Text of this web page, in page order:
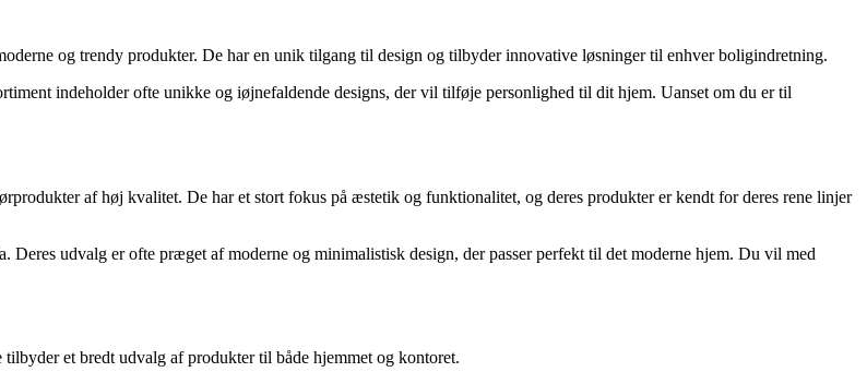
og trendy produkter. De har en unik tilgang til design og tilbyder innovative løsninger til enhver boligindretning.
indeholder ofte unikke og iøjnefaldende designs, der vil tilføje personlighed til dit hjem. Uanset om du er til
af høj kvalitet. De har et stort fokus på æstetik og funktionalitet, og deres produkter er kendt for deres rene linjer
udvalg er ofte præget af moderne og minimalistisk design, der passer perfekt til det moderne hjem. Du vil med
et bredt udvalg af produkter til både hjemmet og kontoret.